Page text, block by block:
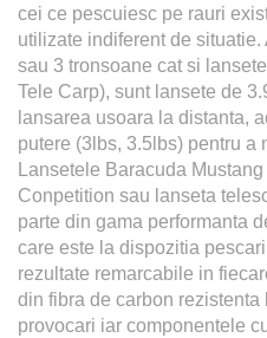
cei ce pescuiesc pe rauri
utilizate indiferent de
sau 3 tronsoane cat si
Tele Carp), sunt lansete de
lansarea usoara la distanta,
putere (3lbs, 3.5lbs) pentru a
Lansetele Baracuda
Conpetition sau lanseta
parte din gama performanta
care este la dispozitia
rezultate remarcabile in
din fibra de carbon
provocari iar componentele